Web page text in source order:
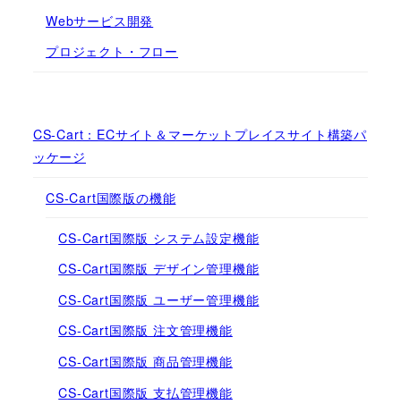
Webサービス開発
プロジェクト・フロー
CS-Cart：ECサイト＆マーケットプレイスサイト構築パ
ッケージ
CS-Cart国際版の機能
CS-Cart国際版 システム設定機能
CS-Cart国際版 デザイン管理機能
CS-Cart国際版 ユーザー管理機能
CS-Cart国際版 注文管理機能
CS-Cart国際版 商品管理機能
CS-Cart国際版 支払管理機能